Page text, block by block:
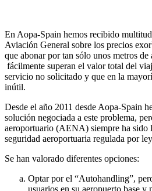
En Aopa-Spain hemos recibido
Aviación General sobre los precios
que abonar por tan sólo unos metros
fácilmente superan el valor total del
servicio no solicitado y que en la
inútil.
Desde el año 2011 desde Aopa-Spain
solución negociada a este problema,
aeroportuario (AENA) siempre ha sido
seguridad aeroportuaria regulada por
Se han valorado diferentes opciones:
Optar por el “Autohandling”,
usuarios en su aeropuerto base y